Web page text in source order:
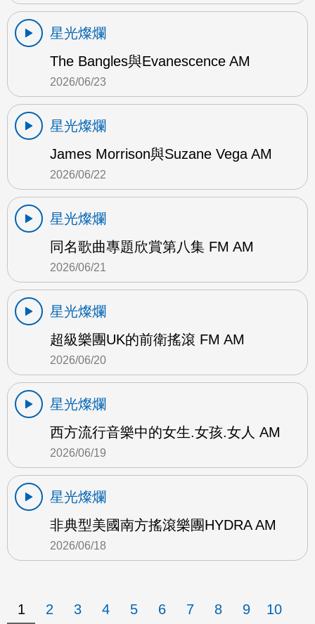
星光燦爛
The Bangles與Evanescence AM
2026/06/23
星光燦爛
James Morrison與Suzane Vega AM
2026/06/22
星光燦爛
同名歌曲專題欣賞第八集 FM AM
2026/06/21
星光燦爛
超級樂團UK的前衛搖滾 FM AM
2026/06/20
星光燦爛
西方流行音樂中的女生.女孩.女人 AM
2026/06/19
星光燦爛
非典型美國南方搖滾樂團HYDRA AM
2026/06/18
1 2 3 4 5 6 7 8 9
10